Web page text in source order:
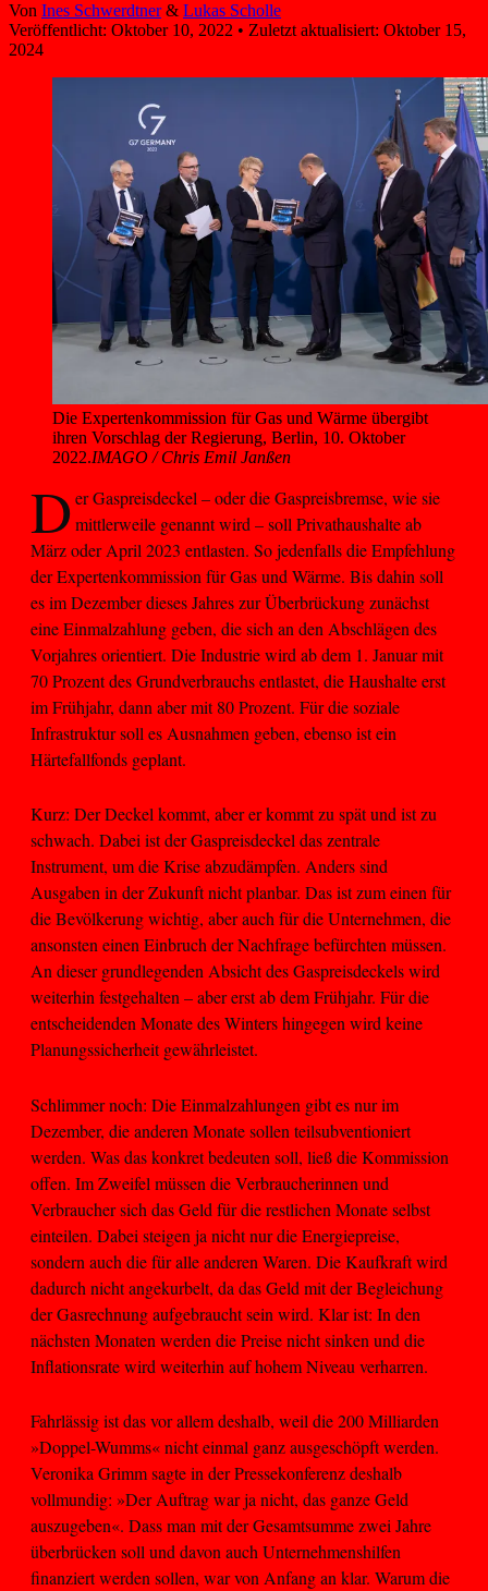
Von Ines Schwerdtner& Lukas Scholle
Veröffentlicht: Oktober 10, 2022 • Zuletzt aktualisiert: Oktober 15,
2024
Die Expertenkommission für Gas und Wärme übergibt
ihren Vorschlag der Regierung, Berlin, 10. Oktober
2022.IMAGO / Chris Emil Janßen
Der Gaspreisdeckel – oder die Gaspreisbremse, wie sie
mittlerweile genannt wird – soll Privathaushalte ab
März oder April 2023 entlasten. So jedenfalls die Empfehlung
der Expertenkommission für Gas und Wärme. Bis dahin soll
es im Dezember dieses Jahres zur Überbrückung zunächst
eine Einmalzahlung geben, die sich an den Abschlägen des
Vorjahres orientiert. Die Industrie wird ab dem 1. Januar mit
70 Prozent des Grundverbrauchs entlastet, die Haushalte erst
im Frühjahr, dann aber mit 80 Prozent. Für die soziale
Infrastruktur soll es Ausnahmen geben, ebenso ist ein
Härtefallfonds geplant.
Kurz: Der Deckel kommt, aber er kommt zu spät und ist zu
schwach. Dabei ist der Gaspreisdeckel das zentrale
Instrument, um die Krise abzudämpfen. Anders sind
Ausgaben in der Zukunft nicht planbar. Das ist zum einen für
die Bevölkerung wichtig, aber auch für die Unternehmen, die
ansonsten einen Einbruch der Nachfrage befürchten müssen.
An dieser grundlegenden Absicht des Gaspreisdeckels wird
weiterhin festgehalten – aber erst ab dem Frühjahr. Für die
entscheidenden Monate des Winters hingegen wird keine
Planungssicherheit gewährleistet.
Schlimmer noch: Die Einmalzahlungen gibt es nur im
Dezember, die anderen Monate sollen teilsubventioniert
werden. Was das konkret bedeuten soll, ließ die Kommission
offen. Im Zweifel müssen die Verbraucherinnen und
Verbraucher sich das Geld für die restlichen Monate selbst
einteilen. Dabei steigen ja nicht nur die Energiepreise,
sondern auch die für alle anderen Waren. Die Kaufkraft wird
dadurch nicht angekurbelt, da das Geld mit der Begleichung
der Gasrechnung aufgebraucht sein wird. Klar ist: In den
nächsten Monaten werden die Preise nicht sinken und die
Inflationsrate wird weiterhin auf hohem Niveau verharren.
Fahrlässig ist das vor allem deshalb, weil die 200 Milliarden
»Doppel-Wumms« nicht einmal ganz ausgeschöpft werden.
Veronika Grimm sagte in der Pressekonferenz deshalb
vollmundig: »Der Auftrag war ja nicht, das ganze Geld
auszugeben«. Dass man mit der Gesamtsumme zwei Jahre
überbrücken soll und davon auch Unternehmenshilfen
finanziert werden sollen, war von Anfang an klar. Warum die